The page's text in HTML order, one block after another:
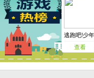
逃跑吧!少
查看